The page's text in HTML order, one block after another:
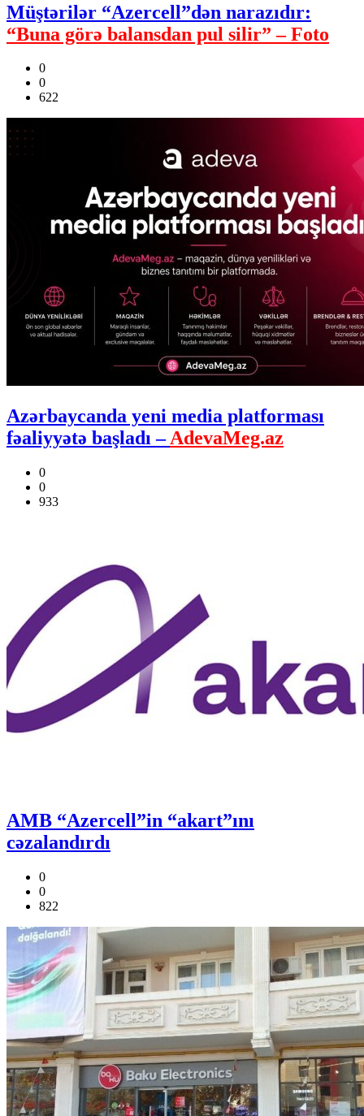
Müştərilər “Azercell”dən narazıdır:
“Buna görə balansdan pul silir” – Foto
0
0
622
Azərbaycanda yeni media platforması
fəaliyyətə başladı –AdevaMeg.az
0
0
933
AMB “Azercell”in “akart”ını
cəzalandırdı
0
0
822